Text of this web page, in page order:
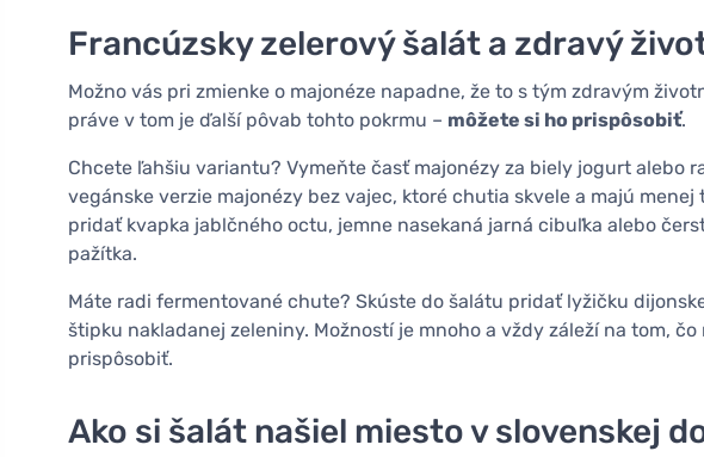
Francúzsky zelerový šalát a zdravý
Možno vás pri zmienke o majonéze napadne, že to s tým zdravým
práve v tom je ďalší pôvab tohto pokrmu – môžete si ho prispôsobiť.
Chcete ľahšiu variantu? Vymeňte časť majonézy za biely jogurt alebo
vegánske verzie majonézy bez vajec, ktoré chutia skvele a majú
pridať kvapka jablčného octu, jemne nasekaná jarná cibuľka alebo
pažítka.
Máte radi fermentované chute? Skúste do šalátu pridať lyžičku
štipku nakladanej zeleniny. Možností je mnoho a vždy záleží na tom,
prispôsobiť.
Ako si šalát našiel miesto v slovenskej